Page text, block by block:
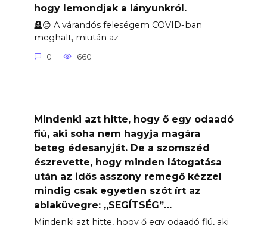
hogy lemondjak a lányunkról.
🪦😔 A várandós feleségem COVID-ban
meghalt, miután az
0 660
Mindenki azt hitte, hogy ő egy odaadó
fiú, aki soha nem hagyja magára
beteg édesanyját. De a szomszéd
észrevette, hogy minden látogatása
után az idős asszony remegő kézzel
mindig csak egyetlen szót írt az
ablaküvegre: „SEGÍTSÉG”…
Mindenki azt hitte, hogy ő egy odaadó fiú, aki